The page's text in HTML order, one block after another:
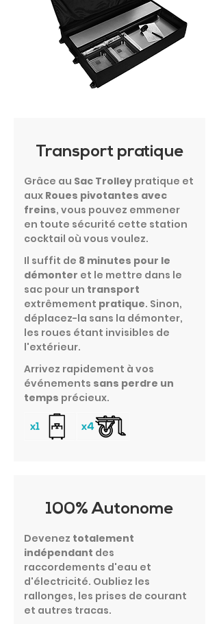
Transport pratique
Grâce au Sac Trolley pratique et
aux Roues pivotantes avec
freins, vous pouvez emmener
en toute sécurité cette station
cocktail où vous voulez.
Il suffit de 8 minutes pour le
démonter et le mettre dans le
sac pour un transport
extrêmement pratique. Sinon,
déplacez-la sans la démonter,
les roues étant invisibles de
l'extérieur.
Arrivez rapidement à vos
événements sans perdre un
temps précieux.
100% Autonome
Devenez totalement
indépendant des
raccordements d'eau et
d'électricité. Oubliez les
rallonges, les prises de courant
et autres tracas.